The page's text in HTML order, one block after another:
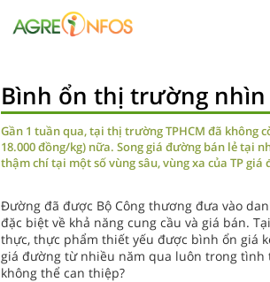
Bình ổn thị trường
Gần 1 tuần qua, tại thị trường TPHCM đã không
18.000 đồng/kg) nữa. Song giá đường bán lẻ tại
thậm chí tại một số vùng sâu, vùng xa của TP
Đường đã được Bộ Công thương đưa vào
đặc biệt về khả năng cung cầu và giá bán.
thực, thực phẩm thiết yếu được bình ổn giá
giá đường từ nhiều năm qua luôn trong tình
không thể can thiệp?